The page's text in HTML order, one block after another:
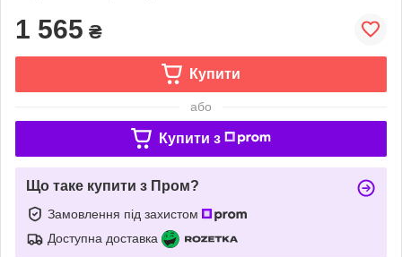
1 565 ₴
Купити
або
Купити з
Що таке купити з Пром?
Замовлення під захистом
Доступна доставка